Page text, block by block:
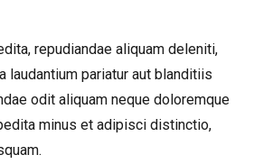
repudiandae aliquam deleniti,
laudantium pariatur aut blanditiis
odit aliquam neque doloremque
minus et adipisci distinctio,